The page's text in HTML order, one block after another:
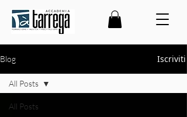
Blog Iscriviti
All Posts
All Posts